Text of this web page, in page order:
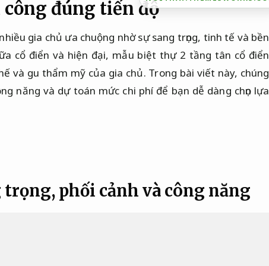
đúng tiến độ
gia chủ ưa chuộng nhờ sự sang trọng, tinh tế và bền
cổ điển và hiện đại, mẫu biệt thự 2 tầng tân cổ điển
và gu thẩm mỹ của gia chủ. Trong bài viết này, chúng
năng và dự toán mức chi phí để bạn dễ dàng chọn lựa
phối cảnh và công năng